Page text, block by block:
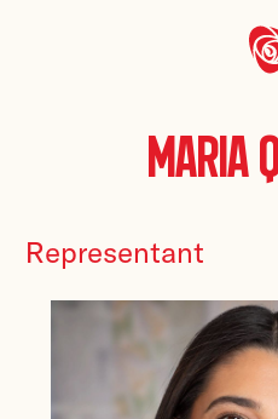
Maria
Representant